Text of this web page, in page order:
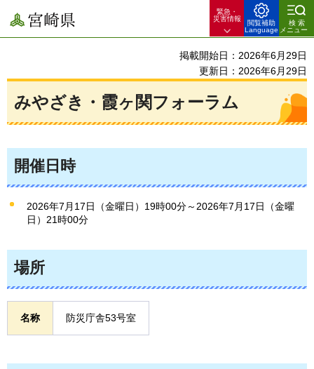
宮崎県
緊急・
災害情報
閲覧補助
Language
検索
メニュー
掲載開始日：2026年6月29日
更新日：2026年6月29日
みやざき・霞ヶ関フォーラム
開催日時
2026年7月17日（金曜日）19時00分～2026年7月17日（金曜
日）21時00分
場所
名称 防災庁舎53号室